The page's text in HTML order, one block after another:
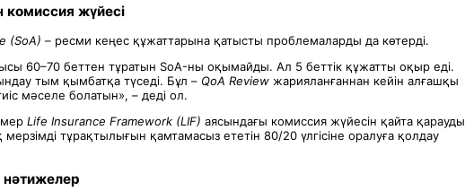
жүйесі
(SoA) – ресми кеңес құжаттарына қатысты проблемаларды да көтерді.
60–70 беттен тұратын SoA-ны оқымайды. Ал 5 беттік құжатты оқыр еді.
тым қымбатқа түседі. Бұл – QoA Review жарияланғаннан кейін алғашқы
мәселе болатын», – деді ол.
Life Insurance Framework (LIF) аясындағы комиссия жүйесін қайта қарауды
тұрақтылығын қамтамасыз ететін 80/20 үлгісіне оралуға қолдау